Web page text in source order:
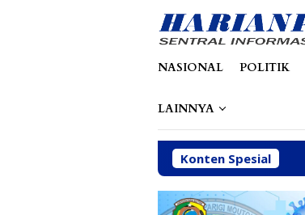
NASIONAL POLITIK
LAINNYA
Konten Spesial